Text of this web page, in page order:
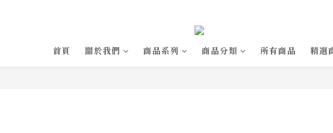
首頁 關於我們 商品系列 商品分類 所有商品 精選